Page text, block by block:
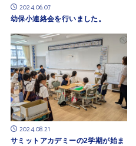
2024.06.07
幼保小連絡会を行いました。
2024.08.21
サミットアカデミーの2学期が始ま